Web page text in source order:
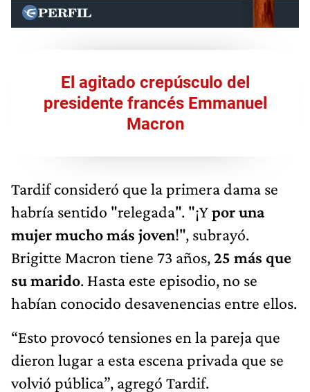
El agitado crepúsculo del
presidente francés Emmanuel
Macron
Tardif consideró que la primera dama se
habría sentido "relegada". "¡Ypor una
mujer mucho más joven!", subrayó.
Brigitte Macron tiene 73 años,25 más que
su marido. Hasta este episodio, no se
habían conocido desavenencias entre ellos.
“Esto provocó tensiones en la pareja que
dieron lugar a esta escena privada que se
volvió pública”, agregó Tardif.